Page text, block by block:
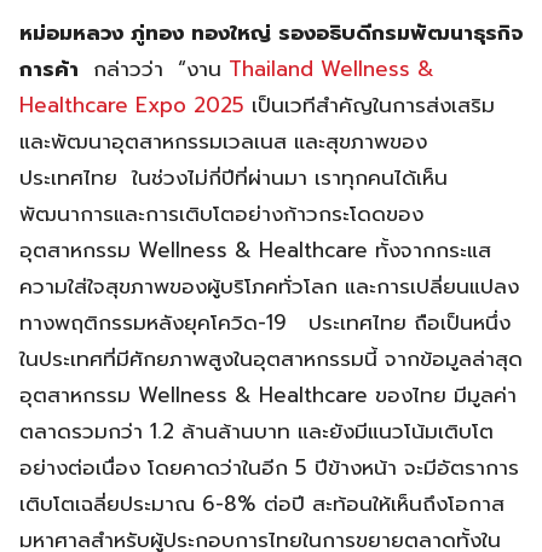
หม่อมหลวง ภู่ทอง ทองใหญ่ รองอธิบดีกรมพัฒนาธุรกิจ
การค้า กล่าวว่า “งาน Thailand Wellness &
Healthcare Expo 2025 เป็นเวทีสำคัญในการส่งเสริม
และพัฒนาอุตสาหกรรมเวลเนส และสุขภาพของ
ประเทศไทย ในช่วงไม่กี่ปีที่ผ่านมา เราทุกคนได้เห็น
พัฒนาการและการเติบโตอย่างก้าวกระโดดของ
อุตสาหกรรม Wellness & Healthcare ทั้งจากกระแส
ความใส่ใจสุขภาพของผู้บริโภคทั่วโลก และการเปลี่ยนแปลง
ทางพฤติกรรมหลังยุคโควิด-19 ประเทศไทย ถือเป็นหนึ่ง
ในประเทศที่มีศักยภาพสูงในอุตสาหกรรมนี้ จากข้อมูลล่าสุด
อุตสาหกรรม Wellness & Healthcare ของไทย มีมูลค่า
ตลาดรวมกว่า 1.2 ล้านล้านบาท และยังมีแนวโน้มเติบโต
อย่างต่อเนื่อง โดยคาดว่าในอีก 5 ปีข้างหน้า จะมีอัตราการ
เติบโตเฉลี่ยประมาณ 6-8% ต่อปี สะท้อนให้เห็นถึงโอกาส
มหาศาลสำหรับผู้ประกอบการไทยในการขยายตลาดทั้งใน